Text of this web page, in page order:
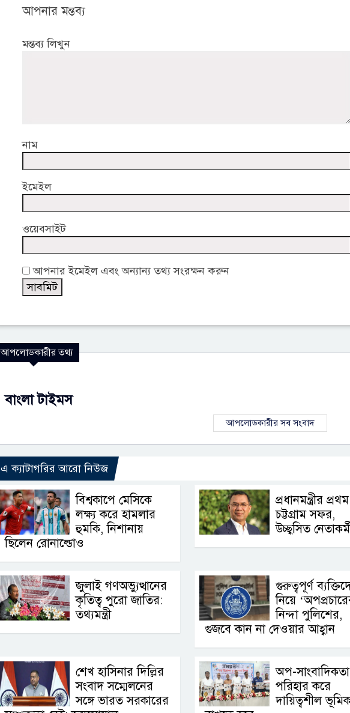
আপনার মন্তব্য
মন্তব্য লিখুন
নাম
ইমেইল
ওয়েবসাইট
আপনার ইমেইল এবং অন্যান্য তথ্য সংরক্ষন করুন
আপলোডকারীর তথ্য
বাংলা টাইমস
আপলোডকারীর সব সংবাদ
এ ক্যাটাগরির আরো নিউজ
বিশ্বকাপে মেসিকে
লক্ষ্য করে হামলার
হুমকি, নিশানায়
ছিলেন রোনাল্ডোও
প্রধানমন্ত্রীর প্রথম
চট্টগ্রাম সফর,
উচ্ছ্বসিত
জুলাই গণঅভ্যুত্থানের
কৃতিত্ব পুরো জাতির:
তথ্যমন্ত্রী
গুরুত্বপূর্ণ
নিয়ে
নিন্দা পুলিশের,
গুজবে কান না দেওয়ার আহ্বান
শেখ হাসিনার দিল্লির
সংবাদ সম্মেলনের
সঙ্গে ভারত সরকারের
অপ-সাংবাদিকতা
পরিহার করে
দায়িত্বশীল